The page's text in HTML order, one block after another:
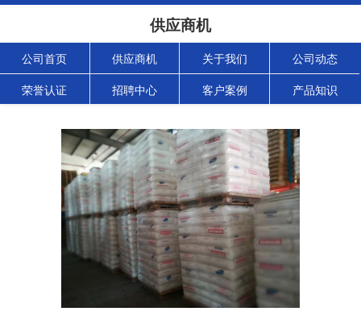
供应商机
公司首页 供应商机 关于我们 公司动态
荣誉认证 招聘中心 客户案例 产品知识